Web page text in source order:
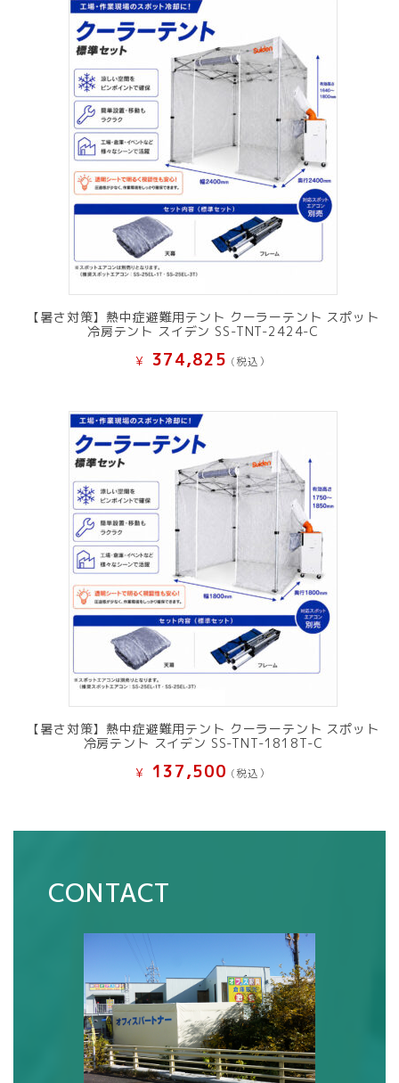
【暑さ対策】熱中症避難用テント クーラーテント スポット
冷房テント スイデン SS-TNT-2424-C
¥ 374,825 (税込）
【暑さ対策】熱中症避難用テント クーラーテント スポット
冷房テント スイデン SS-TNT-1818T-C
¥ 137,500 (税込）
CONTACT